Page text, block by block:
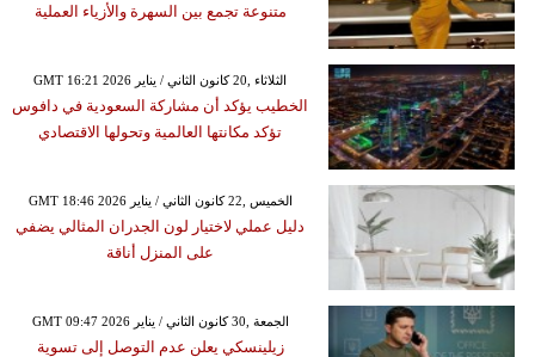
متنوعة تجمع بين السهرة والأزياء العملية
GMT 16:21 2026 الثلاثاء ,20 كانون الثاني / يناير
الخطيب يؤكد أن مشاركة السعودية في دافوس
تؤكد مكانتها العالمية وتحولها الاقتصادي
GMT 18:46 2026 الخميس ,22 كانون الثاني / يناير
دليل عملي لاختيار لون الجدران المثالي يضفي
على المنزل أناقة
GMT 09:47 2026 الجمعة ,30 كانون الثاني / يناير
زيلينسكي يعلن عدم التوصل إلى تسوية